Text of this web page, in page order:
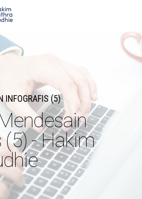
INFOGRAFIS (5)
- Hakim